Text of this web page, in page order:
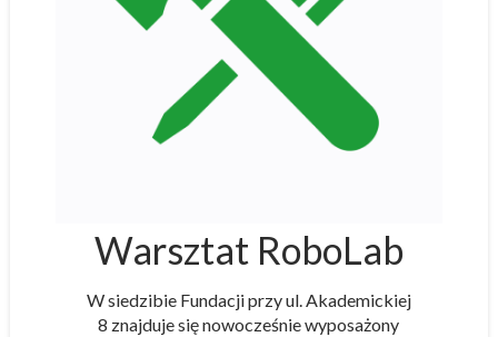
Warsztat RoboLab
W siedzibie Fundacji przy ul. Akademickiej
8 znajduje się nowocześnie wyposażony